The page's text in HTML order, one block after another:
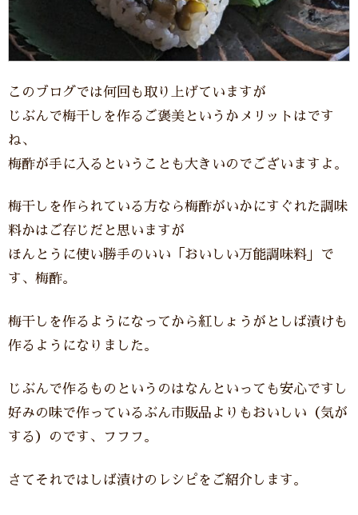
このブログでは何回も取り上げていますが
じぶんで梅干しを作るご褒美というかメリットはです
ね、
梅酢が手に入るということも大きいのでございますよ。
梅干しを作られている方なら梅酢がいかにすぐれた調味
料かはご存じだと思いますが
ほんとうに使い勝手のいい「おいしい万能調味料」で
す、梅酢。
梅干しを作るようになってから紅しょうがとしば漬けも
作るようになりました。
じぶんで作るものというのはなんといっても安心ですし
好みの味で作っているぶん市販品よりもおいしい（気が
する）のです、フフフ。
さてそれではしば漬けのレシピをご紹介します。